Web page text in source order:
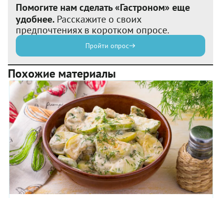
Помогите нам сделать «Гастроном» еще
удобнее. Расскажите о своих
предпочтениях в коротком опросе.
Пройти опрос
Похожие материалы